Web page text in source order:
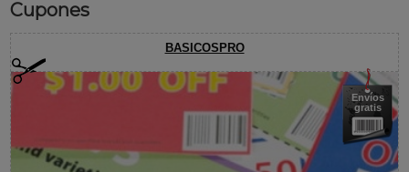
Cupones
BASICOSPRO
Envíos
gratis